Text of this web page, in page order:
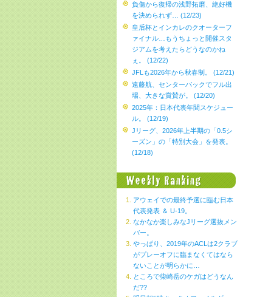
負傷から復帰の浅野拓磨、絶好機
を決められず… (12/23)
皇后杯とインカレのクオーターフ
ァイナル…もうちょっと開催スタ
ジアムを考えたらどうなのかね
ぇ。 (12/22)
JFLも2026年から秋春制。 (12/21)
遠藤航、センターバックでフル出
場、大きな賞賛が。 (12/20)
2025年：日本代表年間スケジュー
ル。 (12/19)
Jリーグ、2026年上半期の「0.5シ
ーズン」の「特別大会」を発表。
(12/18)
アウェイでの最終予選に臨む日本
代表発表 ＆ U-19。
なかなか楽しみなJリーグ選抜メン
バー。
やっぱり、2019年のACLは2クラブ
がプレーオフに臨まなくてはなら
ないことが明らかに…
ところで柴崎岳のケガはどうなん
だ??